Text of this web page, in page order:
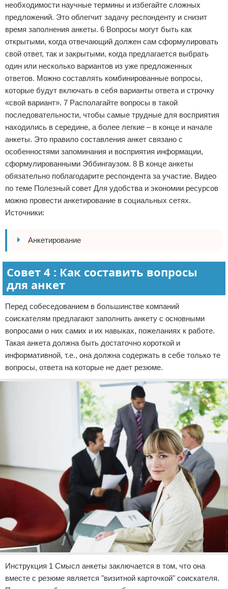
необходимости научные термины и избегайте сложных
предложений. Это облегчит задачу респонденту и снизит
время заполнения анкеты. 6 Вопросы могут быть как
открытыми, когда отвечающий должен сам сформулировать
свой ответ, так и закрытыми, когда предлагается выбрать
один или несколько вариантов из уже предложенных
ответов. Можно составлять комбинированные вопросы,
которые будут включать в себя варианты ответа и строчку
«свой вариант». 7 Располагайте вопросы в такой
последовательности, чтобы самые трудные для восприятия
находились в середине, а более легкие – в конце и начале
анкеты. Это правило составления анкет связано с
особенностями запоминания и восприятия информации,
сформулированными Эббингаузом. 8 В конце анкеты
обязательно поблагодарите респондента за участие. Видео
по теме Полезный совет Для удобства и экономии ресурсов
можно провести анкетирование в социальных сетях.
Источники:
Анкетирование
Совет 4 : Как составить вопросы
для анкет
Перед собеседованием в большинстве компаний
соискателям предлагают заполнить анкету с основными
вопросами о них самих и их навыках, пожеланиях к работе.
Такая анкета должна быть достаточно короткой и
информативной, т.е., она должна содержать в себе только те
вопросы, ответа на которые не дает резюме.
Инструкция 1 Смысл анкеты заключается в том, что она
вместе с резюме является "визитной карточкой" соискателя.